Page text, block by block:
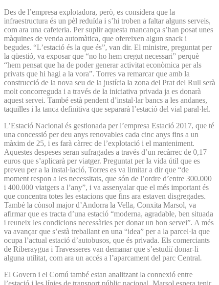
Des de l’empresa explotadora, però, es considera que la
infraestructura és un pèl reduïda i s’hi troben a faltar alguns serveis,
com ara una cafeteria. Per suplir aquesta mancança s’han posat unes
màquines de venda automàtica, que ofereixen algun snack i
begudes. “L’estació és la que és”, van dir. El ministre, preguntat per
la qüestió, va exposar que “no ho hem cregut necessari” perquè
“hem pensat que ha de poder generar activitat econòmica per als
privats que hi hagi a la vora”. Torres va remarcar que amb la
construcció de la nova seu de la justícia la zona del Prat del Rull serà
molt concorreguda i a través de la iniciativa privada ja es donarà
aquest servei. També està pendent d’instal·lar bancs a les andanes,
taquilles i la tanca definitiva que separarà l’estació del vial paral·lel.
L’Estació Nacional és gestionada per l’empresa Estació 2017, que té
una concessió per deu anys renovables cada cinc anys fins a un
màxim de 25, i es farà càrrec de l’explotació i el manteniment.
Aquestes despeses seran sufragades a través d’un recàrrec de 0,17
euros que s’aplicarà per viatger. Preguntat per la vida útil que es
preveu per a la instal·lació, Torres es va limitar a dir que “de
moment respon a les necessitats, que són de l’ordre d’entre 300.000
i 400.000 viatgers a l’any”, i va assenyalar que el més important és
que concentra totes les estacions que fins ara estaven disgregades.
També la cònsol major d’Andorra la Vella, Conxita Marsol, va
afirmar que es tracta d’una estació “moderna, agradable, ben situada
i reuneix les condicions necessàries per donar un bon servei”. A més
va avançar que s’està treballant en una “idea” per a la parcel·la que
ocupa l’actual estació d’autobusos, que és privada. Els comerciants
de Riberaygua i Travesseres van demanar que s’estudiï donar-li
alguna utilitat, com ara un accés a l’aparcament del parc Central.
El Govern i el Comú també estan analitzant la connexió entre
l’estació i les línies de transport públic nacional. Marsol espera tenir